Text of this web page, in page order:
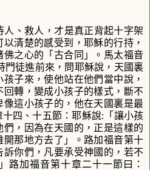
、救人，才是真正背起十字架
清楚的感受到，耶穌的行持，
之心的「古合同」。馬太福音
門徒進前來，問耶穌說，天國裏
子來，使他站在他們當中說，
轉，變成小孩子的樣式，斷不
這小孩子的，他在天國裏是最
十四、十五節：耶穌說: 「讓小孩
，因為在天國的，正是這樣的
那地方去了」。 路加福音第十
訴你們，凡要承受神國的，若不
路加福音第十章二十一節曰 ：